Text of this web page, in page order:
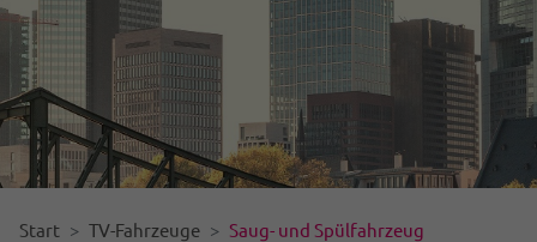
Start TV-Fahrzeuge Saug- und Spülfahrzeug